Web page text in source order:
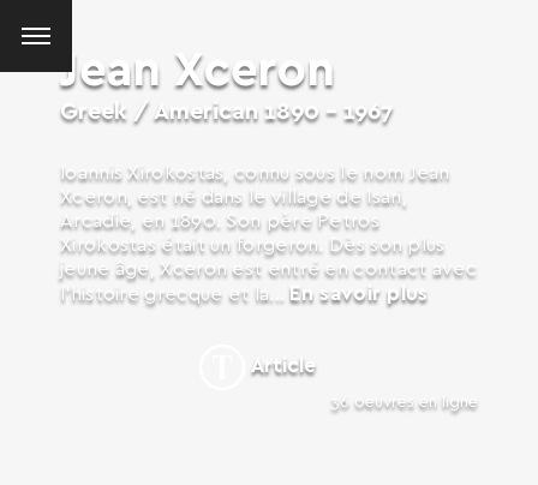
Jean Xceron
Greek / American 1890 – 1967
Ioannis Xirokostas, connu sous le nom Jean
Xceron, est né dans le village de Isari,
Arcadie, en 1890. Son père Petros
Xirokostas était un forgeron. Dès son plus
jeune âge, Xceron est entré en contact avec
l’histoire grecque et la...En savoir plus
Article
36 oeuvres en ligne